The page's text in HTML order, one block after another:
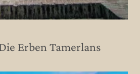
Erben Tamerlans